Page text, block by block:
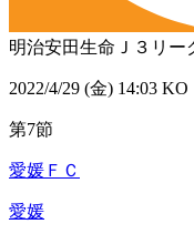
明治安田生命Ｊ３リー
2022/4/29 (金) 14:03 KO
第7節
愛媛ＦＣ
愛媛